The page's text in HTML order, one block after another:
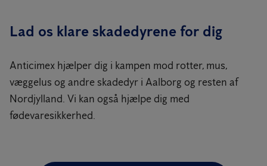
Lad os klare skadedyrene for dig
Anticimex hjælper dig i kampen mod rotter, mus,
væggelus og andre skadedyr i Aalborg og resten af
Nordjylland. Vi kan også hjælpe dig med
fødevaresikkerhed.